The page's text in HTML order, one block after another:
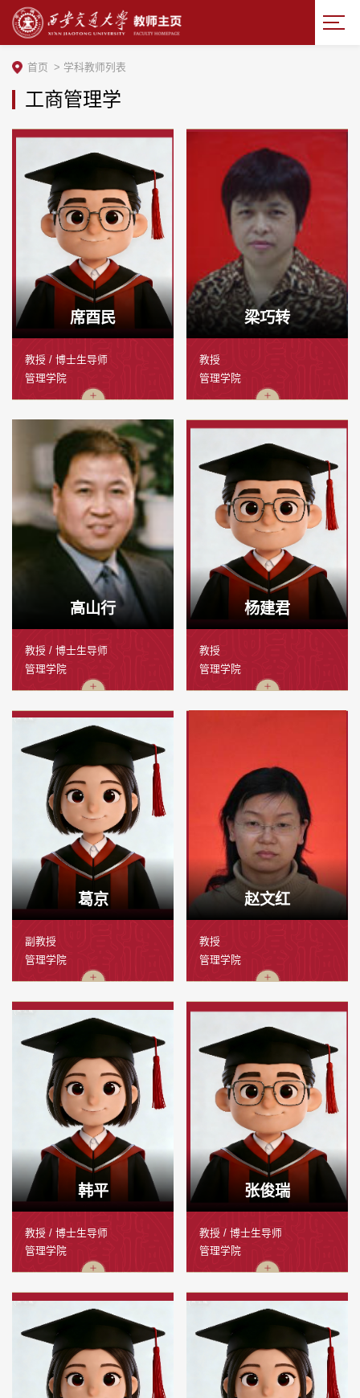
工商管理学
首页 > 学科教师列表
席酉民
教授 / 博士生导师
管理学院
梁巧转
教授
管理学院
高山行
教授 / 博士生导师
管理学院
杨建君
教授
管理学院
葛京
副教授
管理学院
赵文红
教授
管理学院
韩平
教授 / 博士生导师
管理学院
张俊瑞
教授 / 博士生导师
管理学院